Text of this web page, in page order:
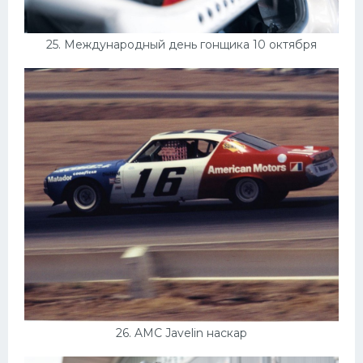
25. Международный день гонщика 10 октября
26. AMC Javelin наскар